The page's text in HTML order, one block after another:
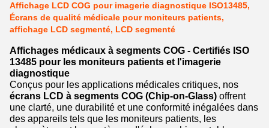
Affichage LCD COG pour imagerie diagnostique ISO13485,
Écrans de qualité médicale pour moniteurs patients,
affichage LCD segmenté, LCD segmenté
Affichages médicaux à segments COG - Certifiés ISO
13485 pour les moniteurs patients et l'imagerie
diagnostique
Conçus pour les applications médicales critiques, nos
écrans LCD à segments COG (Chip-on-Glass) offrent
une clarté, une durabilité et une conformité inégalées dans
des appareils tels que les moniteurs patients, les